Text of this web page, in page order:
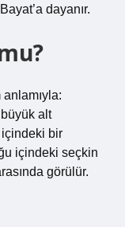
dayanır.
alt
içindeki bir
içindeki seçkin
görülür.